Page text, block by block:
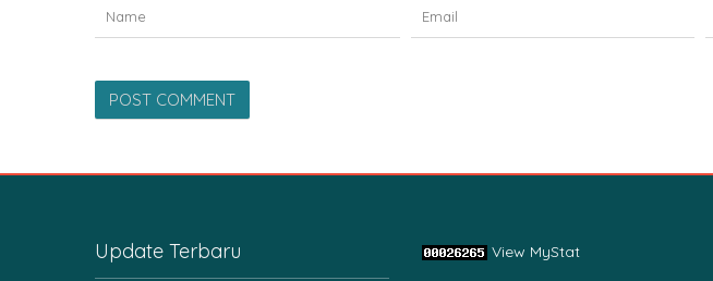
Update Terbaru View MyStat